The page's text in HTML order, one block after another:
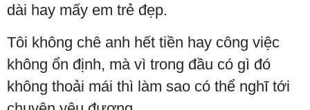
dài hay mấy em trẻ đẹp.
Tôi không chê anh hết tiền hay công việc
không ổn định, mà vì trong đầu có gì đó
không thoải mái thì làm sao có thể nghĩ tới